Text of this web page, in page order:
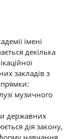
імені
декілька
закладів з
музичного
державних
дія закону,
навчання